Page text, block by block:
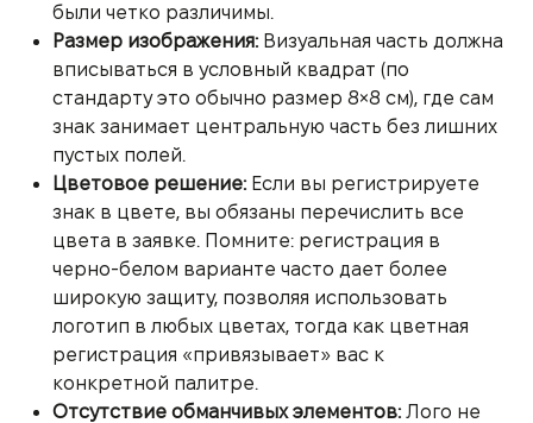
были четко различимы.
Размер изображения:Визуальная часть должна
вписываться в условный квадрат (по
стандарту это обычно размер 8×8 см), где сам
знак занимает центральную часть без лишних
пустых полей.
Цветовое решение:Если вы регистрируете
знак в цвете, вы обязаны перечислить все
цвета в заявке. Помните: регистрация в
черно-белом варианте часто дает более
широкую защиту, позволяя использовать
логотип в любых цветах, тогда как цветная
регистрация «привязывает» вас к
конкретной палитре.
Отсутствие обманчивых элементов:Лого не